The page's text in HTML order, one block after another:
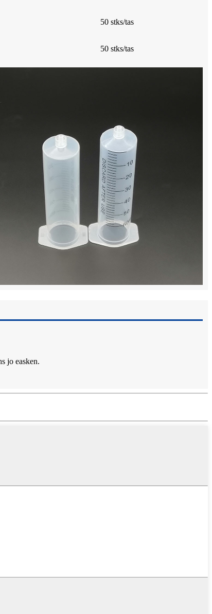
50 stks/tas
50 stks/tas
jo easken.